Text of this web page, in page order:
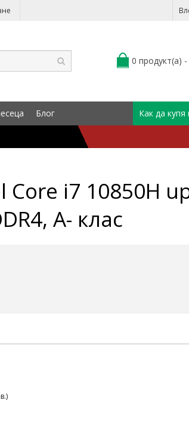
0 продукт(а)
Блог Как да
i7 10850H
A- клас